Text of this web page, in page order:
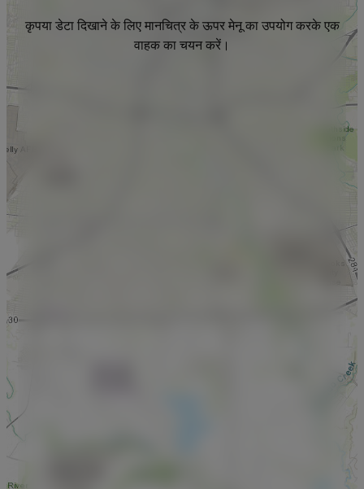
कृपया डेटा दिखाने के लिए मानचित्र के ऊपर मेनू का उपयोग करके एक
वाहक का चयन करें।